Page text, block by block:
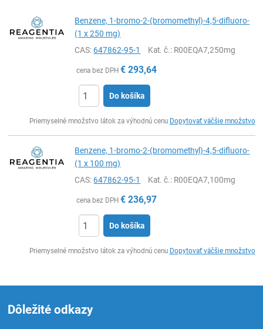
Benzene, 1-bromo-2-(bromomethyl)-4,5-difluoro-
(1 x 250 mg)
CAS:647862-95-1 Kat. č.: R00EQA7,250mg
cena bez DPH € 293,64
Do košíka
Priemyselné množstvo látok za výhodnú cenu Dopytovať väčšie množstvo
Benzene, 1-bromo-2-(bromomethyl)-4,5-difluoro-
(1 x 100 mg)
CAS:647862-95-1 Kat. č.: R00EQA7,100mg
cena bez DPH € 236,97
Do košíka
Priemyselné množstvo látok za výhodnú cenu Dopytovať väčšie množstvo
Dôležité odkazy